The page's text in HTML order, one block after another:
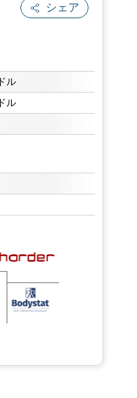
シェア
ル
ル
が必要です。